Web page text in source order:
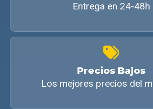
Entrega en 24-48h
Precios Bajos
Los mejores precios del